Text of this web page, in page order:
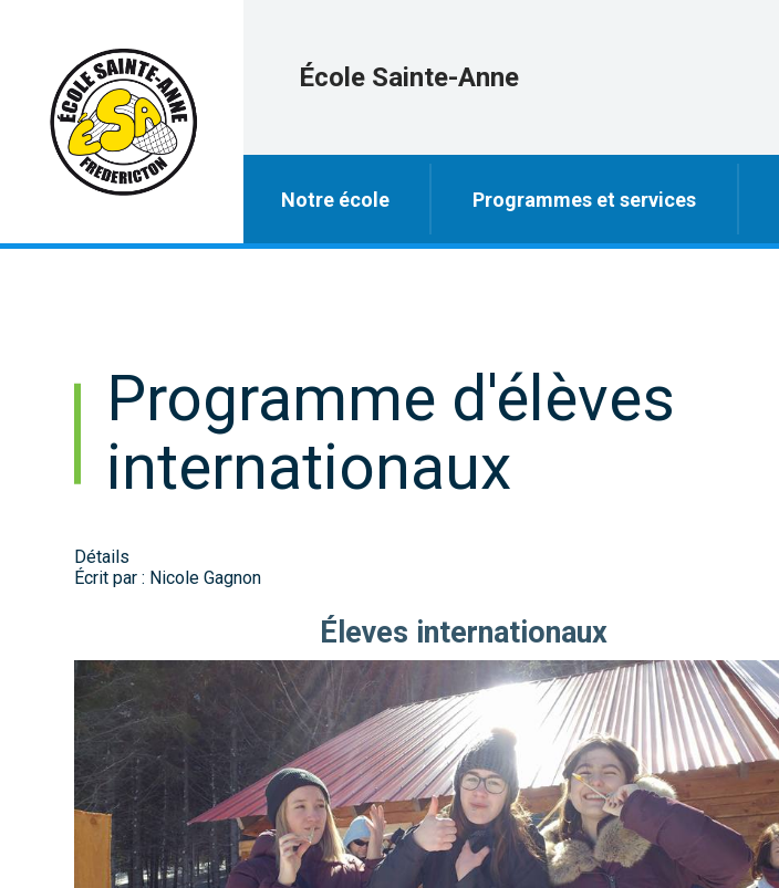
École Sainte-Anne
Notre école Programmes et services
Programme d'élèves
internationaux
Détails
Écrit par : Nicole Gagnon
Éleves internationaux